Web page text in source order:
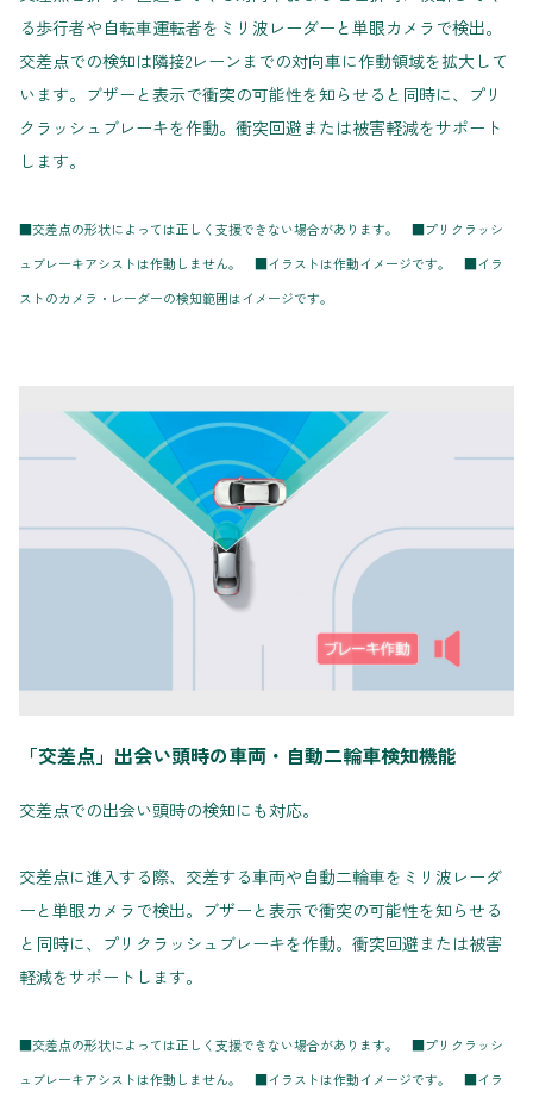
る歩行者や自転車運転者をミリ波レーダーと単眼カメラで検出。
交差点での検知は隣接2レーンまでの対向車に作動領域を拡大して
います。ブザーと表示で衝突の可能性を知らせると同時に、プリ
クラッシュブレーキを作動。衝突回避または被害軽減をサポート
します。
■交差点の形状によっては正しく支援できない場合があります。 ■プリクラッシ
ュブレーキアシストは作動しません。 ■イラストは作動イメージです。 ■イラ
ストのカメラ・レーダーの検知範囲はイメージです。
「交差点」出会い頭時の車両・自動二輪車検知機能
交差点での出会い頭時の検知にも対応。
交差点に進入する際、交差する車両や自動二輪車をミリ波レーダ
ーと単眼カメラで検出。ブザーと表示で衝突の可能性を知らせる
と同時に、プリクラッシュブレーキを作動。衝突回避または被害
軽減をサポートします。
■交差点の形状によっては正しく支援できない場合があります。 ■プリクラッシ
ュブレーキアシストは作動しません。 ■イラストは作動イメージです。 ■イラ